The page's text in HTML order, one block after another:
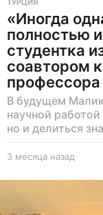
ТУРЦИЯ
«Иногда
полностью
студентка
соавтором
профессора
В будущем
научной
но и делиться
3 месяца назад
е